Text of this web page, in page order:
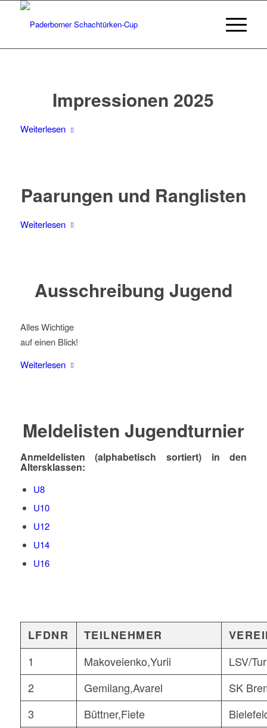
Impressionen 2025
Weiterlesen
Paarungen und Ranglisten
Weiterlesen
Ausschreibung Jugend
Alles Wichtige
auf einen Blick!
Weiterlesen
Meldelisten Jugendturnier
Anmeldelisten (alphabetisch sortiert) in den
Altersklassen:
U8
U10
U12
U14
U16
LFDNR TEILNEHMER
1
Makoveienko,Yurii
LSV/
2
Gemilang,Avarel
SK
3
Büttner,Fiete